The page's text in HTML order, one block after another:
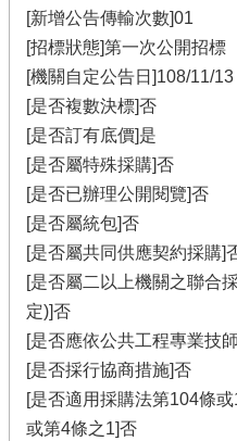
[新增公告傳輸次數]01
[招標狀態]第一次公開招標
[機關自定公告日]108/11/13
[是否複數決標]否
[是否訂有底價]是
[是否屬特殊採購]否
[是否已辦理公開閱覽]否
[是否屬統包]否
[是否屬共同供應契約採購]
[是否屬二以上機關之聯合
定)]否
[是否應依公共工程專業技
[是否採行協商措施]否
[是否適用採購法第104條
或第4條之1]否